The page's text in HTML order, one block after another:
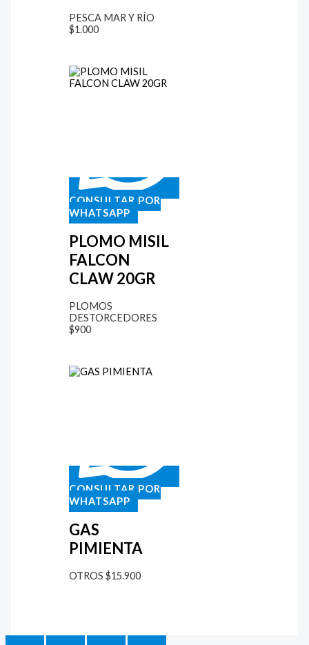
PESCA MAR Y RÍO
$1.000
CONSULTAR POR
WHATSAPP
PLOMO MISIL
FALCON
CLAW 20GR
PLOMOS
DESTORCEDORES
$900
CONSULTAR POR
WHATSAPP
GAS
PIMIENTA
OTROS $15.900